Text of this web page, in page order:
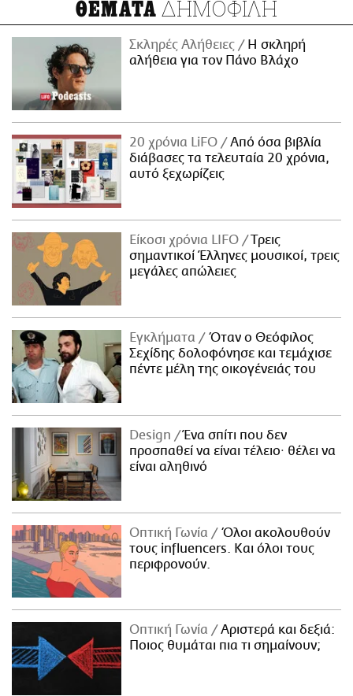
ΘΕΜΑΤΑ ΔΗΜΟΦΙΛΗ
Σκληρές Αλήθειες
H σκληρή
αλήθεια για τον Πάνο Βλάχο
20 χρόνια LiFO
Από όσα βιβλία
διάβασες τα τελευταία 20 χρόνια,
αυτό ξεχωρίζεις
Είκοσι χρόνια LIFO
Tρεις
σημαντικοί Έλληνες μουσικοί, τρεις
μεγάλες απώλειες
Εγκλήματα
Όταν ο Θεόφιλος
Σεχίδης δολοφόνησε και τεμάχισε
πέντε μέλη της οικογένειάς του
Design
Ένα σπίτι που δεν
προσπαθεί να είναι τέλειο· θέλει να
είναι αληθινό
Οπτική Γωνία
Όλοι ακολουθούν
τους influencers. Και όλοι τους
περιφρονούν.
Οπτική Γωνία
Αριστερά και δεξιά:
Ποιος θυμάται πια τι σημαίνουν;